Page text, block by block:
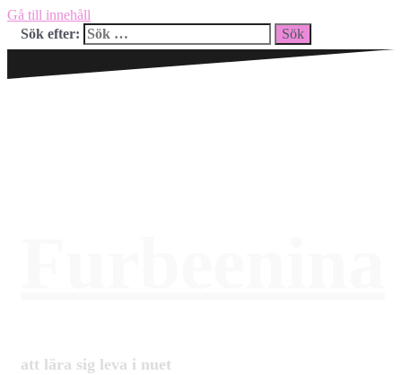
Gå till innehåll
Sök efter:
att lära sig leva i nuet